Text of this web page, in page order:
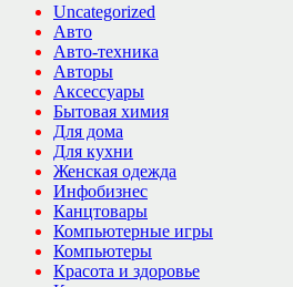
Uncategorized
Авто
Авто-техника
Авторы
Аксессуары
Бытовая химия
Для дома
Для кухни
Женская одежда
Инфобизнес
Канцтовары
Компьютерные игры
Компьютеры
Красота и здоровье